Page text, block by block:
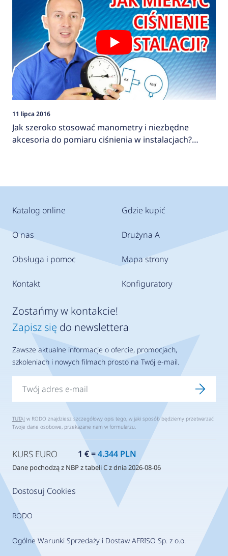
11 lipca 2016
Jak szeroko stosować manometry i niezbędne
akcesoria do pomiaru ciśnienia w instalacjach?
Katalog online
O nas
Obsługa i pomoc
Kontakt
Gdzie kupić
Drużyna A
Mapa strony
Konfiguratory
Dostosuj Cookies
RODO
Ogólne Warunki Sprzedaży i Dostaw AFRISO Sp. z o.o.
Zostańmy w kontakcie!
Zapisz się do newslettera
Zawsze aktualne informacje o ofercie, promocjach,
szkoleniach i nowych filmach prosto na Twój e-mail.
TUTAJ w RODO znajdziesz szczegółowy opis tego, w jaki sposób będziemy przetwarzać
Twoje dane osobowe, przekazane nam w formularzu.
KURS EURO 1 € =4.344 PLN
Dane pochodzą z NBP z tabeli C z dnia 2026-08-06